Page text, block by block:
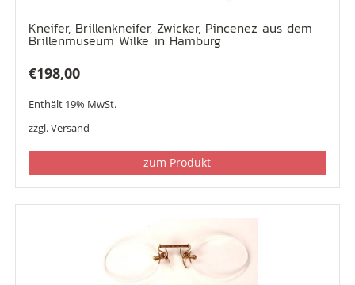
Kneifer, Brillenkneifer, Zwicker, Pincenez aus dem
Brillenmuseum Wilke in Hamburg
€198,00
Enthält 19% MwSt.
zzgl.Versand
zum Produkt